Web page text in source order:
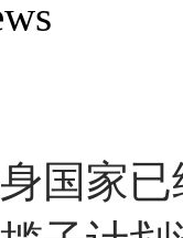
国家